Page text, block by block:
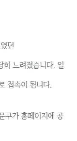
던
느려졌습니다. 일
접속이 됩니다.
구가 홈페이지에 공